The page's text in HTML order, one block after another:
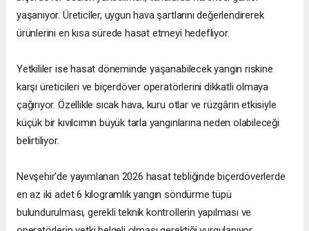
yaşanıyor. Üreticiler, uygun hava şartlarını değerlendirerek
ürünlerini en kısa sürede hasat etmeyi hedefliyor.
Yetkililer ise hasat döneminde yaşanabilecek yangın riskine
karşı üreticileri ve biçerdöver operatörlerini dikkatli olmaya
çağırıyor. Özellikle sıcak hava, kuru otlar ve rüzgârın etkisiyle
küçük bir kıvılcımın büyük tarla yangınlarına neden olabileceği
belirtiliyor.
Nevşehir'de yayımlanan 2026 hasat tebliğinde biçerdöverlerde
en az iki adet 6 kilogramlık yangın söndürme tüpü
bulundurulması, gerekli teknik kontrollerin yapılması ve